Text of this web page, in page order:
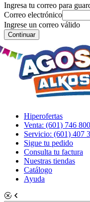
Ingresa tu correo para
Correo electrónico
Ingrese un correo válido
Continuar
Hiperofertas
Venta: (601) 746
Servicio: (601) 407
Sigue tu pedido
Consulta tu factura
Nuestras tiendas
Catálogo
Ayuda